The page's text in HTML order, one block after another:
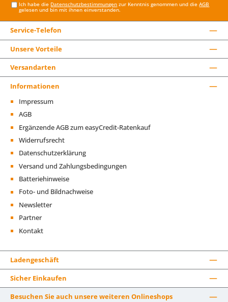
Ich habe die Datenschutzbestimmungen zur Kenntnis genommen und dieAGB
gelesen und bin mit ihnen einverstanden.
Service-Telefon
Unsere Vorteile
Versandarten
Informationen
Impressum
AGB
Ergänzende AGB zum easyCredit-Ratenkauf
Widerrufsrecht
Datenschutzerklärung
Versand und Zahlungsbedingungen
Batteriehinweise
Foto- und Bildnachweise
Newsletter
Partner
Kontakt
Ladengeschäft
Sicher Einkaufen
Besuchen Sie auch unsere weiteren Onlineshops